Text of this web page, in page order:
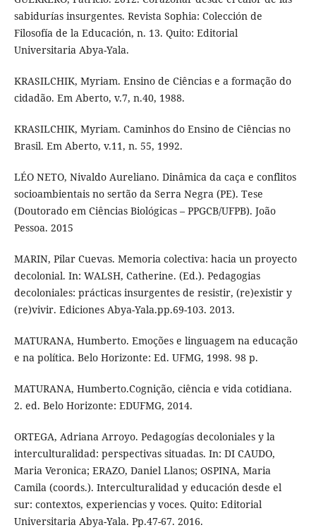
sabidurías insurgentes. Revista Sophia: Colección de
Filosofía de la Educación, n. 13. Quito: Editorial
Universitaria Abya-Yala.
KRASILCHIK, Myriam. Ensino de Ciências e a formação do
cidadão. Em Aberto, v.7, n.40, 1988.
KRASILCHIK, Myriam. Caminhos do Ensino de Ciências no
Brasil. Em Aberto, v.11, n. 55, 1992.
LÉO NETO, Nivaldo Aureliano. Dinâmica da caça e conflitos
socioambientais no sertão da Serra Negra (PE). Tese
(Doutorado em Ciências Biológicas – PPGCB/UFPB). João
Pessoa. 2015
MARIN, Pilar Cuevas. Memoria colectiva: hacia un proyecto
decolonial. In: WALSH, Catherine. (Ed.). Pedagogias
decoloniales: prácticas insurgentes de resistir, (re)existir y
(re)vivir. Ediciones Abya-Yala.pp.69-103. 2013.
MATURANA, Humberto. Emoções e linguagem na educação
e na política. Belo Horizonte: Ed. UFMG, 1998. 98 p.
MATURANA, Humberto.Cognição, ciência e vida cotidiana.
2. ed. Belo Horizonte: EDUFMG, 2014.
ORTEGA, Adriana Arroyo. Pedagogías decoloniales y la
interculturalidad: perspectivas situadas. In: DI CAUDO,
Maria Veronica; ERAZO, Daniel Llanos; OSPINA, Maria
Camila (coords.). Interculturalidad y educación desde el
sur: contextos, experiencias y voces. Quito: Editorial
Universitaria Abya-Yala. Pp.47-67. 2016.